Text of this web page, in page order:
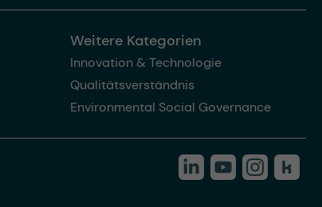
Weitere Kategorien
Innovation & Technologie
Qualitätsverständnis
Environmental Social Governance